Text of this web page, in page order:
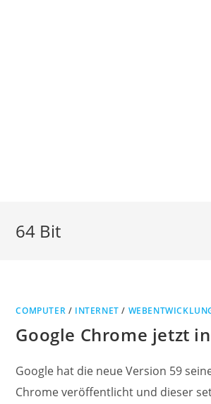
64 Bit
COMPUTER / INTERNET /
Google Chrome jetzt
Google hat die neue Version 59
Chrome veröffentlicht und dieser